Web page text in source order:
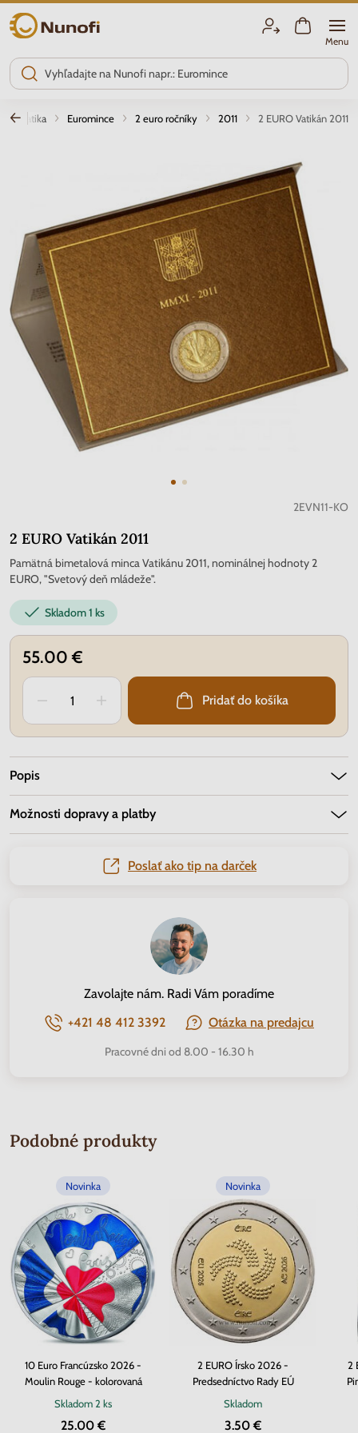
Nunofi.sk
Menu
Euromince 2 euro ročníky 2011 2 EURO Vatikán 2011
2EVN11-KO
2 EURO Vatikán 2011
Pamätná bimetalová minca Vatikánu 2011, nominálnej hodnoty 2
EURO, "Svetový deň mládeže".
Skladom1 ks
55.00 €
Pridať do košíka
Popis
Možnosti dopravy a platby
Poslať ako tip na darček
Zavolajte nám. Radi Vám poradíme
+421 48 412 3392
Otázka na predajcu
Pracovné dni od 8.00 - 16.30 h
Podobné produkty
Novinka
10 Euro Francúzsko 2026 -
Moulin Rouge - kolorovaná
Skladom2 ks
25.00 €
Novinka
2 EURO Írsko 2026 -
Predsedníctvo Rady EÚ
Skladom
3.50 €
2